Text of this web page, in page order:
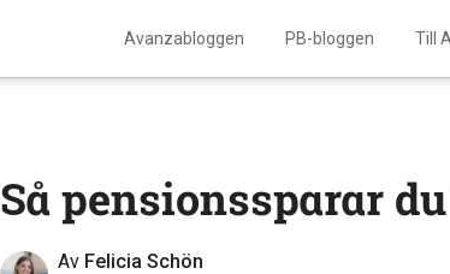
Avanzabloggen PB-bloggen Till
Så pensionssparar
Av Felicia Schön